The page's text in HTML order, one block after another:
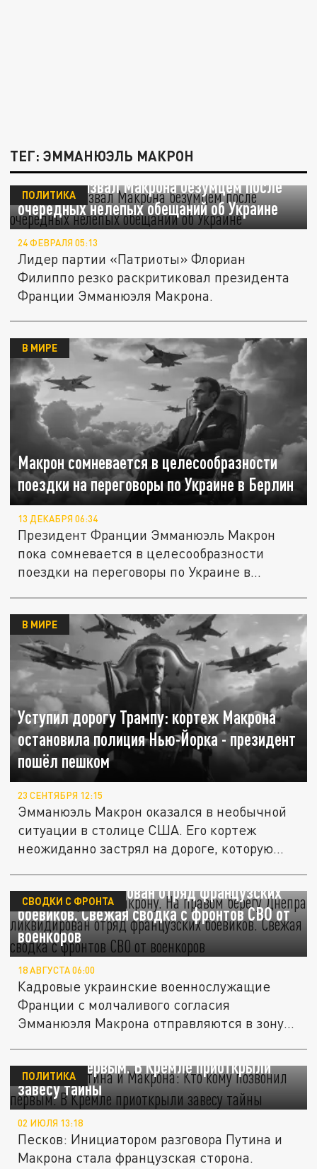
ТЕГ: ЭММАНЮЭЛЬ МАКРОН
Филиппо назвал Макрона безумцем после
очередных нелепых обещаний об Украине
ПОЛИТИКА
24 ФЕВРАЛЯ 05:13
Лидер партии «Патриоты» Флориан
Филиппо резко раскритиковал президента
Франции Эмманюэля Макрона.
Макрон сомневается в целесообразности
поездки на переговоры по Украине в Берлин
В МИРЕ
13 ДЕКАБРЯ 06:34
Президент Франции Эмманюэль Макрон
пока сомневается в целесообразности
поездки на переговоры по Украине в...
Уступил дорогу Трампу: кортеж Макрона
остановила полиция Нью-Йорка - президент
пошёл пешком
В МИРЕ
23 СЕНТЯБРЯ 12:15
Эмманюэль Макрон оказался в необычной
ситуации в столице США. Его кортеж
неожиданно застрял на дороге, которую...
Горячий привет Макрону. На правом берегу
Днепра ликвидирован отряд французских
боевиков. Свежая сводка с фронтов СВО от
военкоров
СВОДКИ С ФРОНТА
18 АВГУСТА 06:00
Кадровые украинские военнослужащие
Франции с молчаливого согласия
Эмманюэля Макрона отправляются в зону
Разговор Путина и Макрона: Кто кому
позвонил первым. В Кремле приоткрыли
завесу тайны
ПОЛИТИКА
02 ИЮЛЯ 13:18
Песков: Инициатором разговора Путина и
Макрона стала французская сторона.